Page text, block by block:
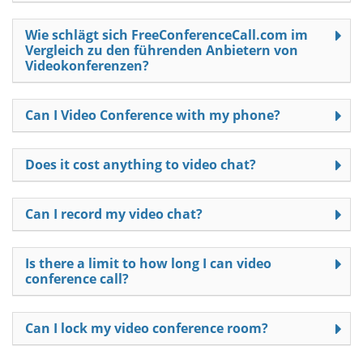
Wie schlägt sich FreeConferenceCall.com im
Vergleich zu den führenden Anbietern von
Videokonferenzen?
Can I Video Conference with my phone?
Does it cost anything to video chat?
Can I record my video chat?
Is there a limit to how long I can video
conference call?
Can I lock my video conference room?